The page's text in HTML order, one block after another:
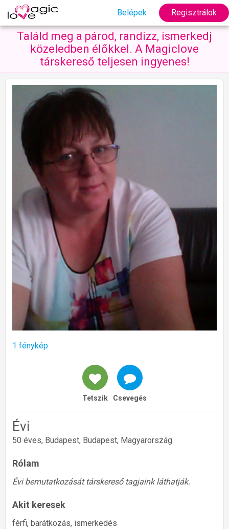
Belépek Regisztrálok
Találd meg a párod, randizz, ismerkedj
közeledben élőkkel. A Magiclove
társkereső teljesen ingyenes!
1 fénykép
Tetszik Csevegés
Évi
50 éves, Budapest, Budapest, Magyarország
Rólam
Évi bemutatkozását társkereső tagjaink láthatják.
Akit keresek
férfi, barátkozás, ismerkedés